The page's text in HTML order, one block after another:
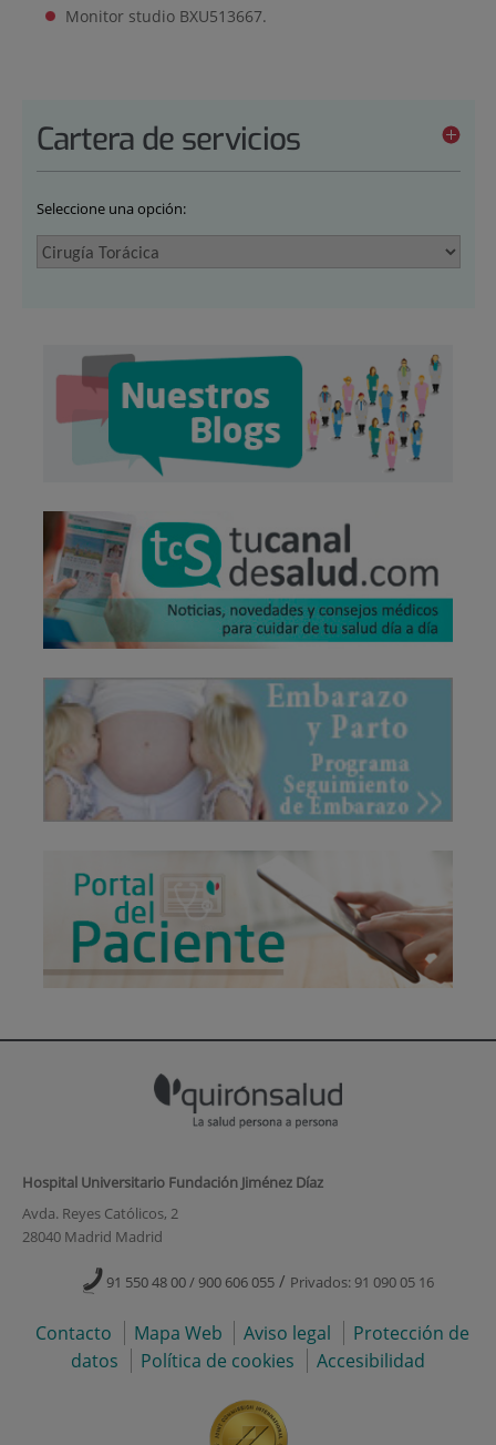
Monitor studio BXU513667.
Cartera de servicios
Seleccione una opción:
Hospital Universitario Fundación Jiménez Díaz
Avda. Reyes Católicos, 2
28040 Madrid Madrid
91 550 48 00 / 900 606 055 / Privados: 91 090 05 16
Contacto Mapa Web Aviso legal
Protección de
datos
Política de cookies Accesibilidad